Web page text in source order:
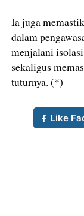
Ia juga
dalam
menjalani
sekaligus
tuturnya. (*)
Like